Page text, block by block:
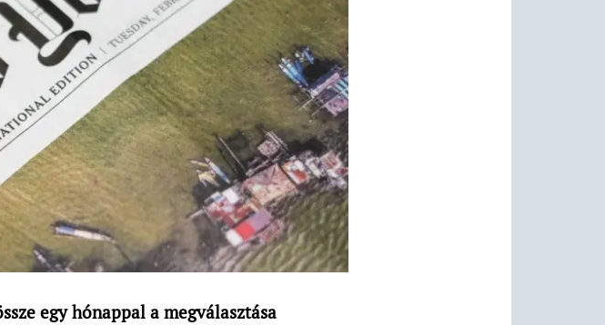
egy hónappal a megválasztása